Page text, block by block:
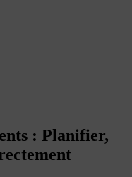
: Planifier,